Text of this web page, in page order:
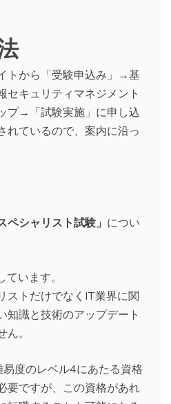
トから「受験申込み」→基
セキュリティマネジメント
プ→「試験実施」に申し込
れているので、案内に沿っ
ペシャリスト試験」 につい
います。
ストだけでなくIT業界に関
知識と技術のアップデート
。
度のレベル4にあたる資格
要ですが、この資格があれ